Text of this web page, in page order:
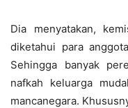
Dia menyatakan,
diketahui para
Sehingga banyak
nafkah keluarga
mancanegara.